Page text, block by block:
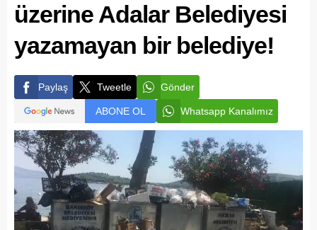
üzerine Adalar Belediyesi
yazamayan bir belediye!
Paylaş Tweetle Gönder
ABONE OL Whatsapp Kanalımız